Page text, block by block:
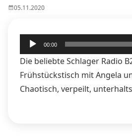
05.11.2020
Audio-
Player
00:00
Die beliebte Schlager Radio
Frühstückstisch mit Angela
Chaotisch, verpeilt,